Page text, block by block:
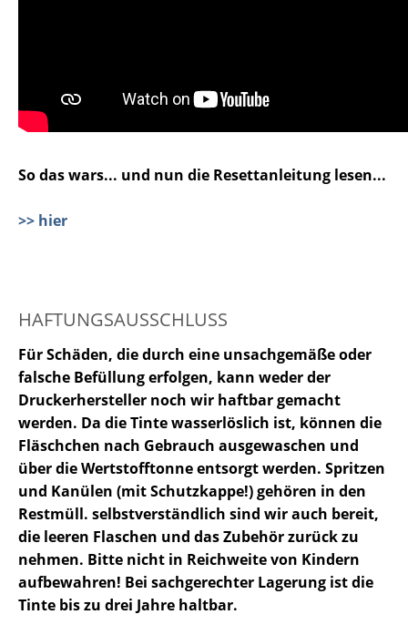
So das wars... und nun die Resettanleitung lesen...
>> hier
HAFTUNGSAUSSCHLUSS
Für Schäden, die durch eine unsachgemäße oder
falsche Befüllung erfolgen, kann weder der
Druckerhersteller noch wir haftbar gemacht
werden. Da die Tinte wasserlöslich ist, können die
Fläschchen nach Gebrauch ausgewaschen und
über die Wertstofftonne entsorgt werden. Spritzen
und Kanülen (mit Schutzkappe!) gehören in den
Restmüll. selbstverständlich sind wir auch bereit,
die leeren Flaschen und das Zubehör zurück zu
nehmen. Bitte nicht in Reichweite von Kindern
aufbewahren! Bei sachgerechter Lagerung ist die
Tinte bis zu drei Jahre haltbar.